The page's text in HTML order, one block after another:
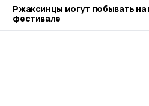
Ржаксинцы могут побывать на
фестивале